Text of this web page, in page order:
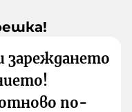
зареждането
по-